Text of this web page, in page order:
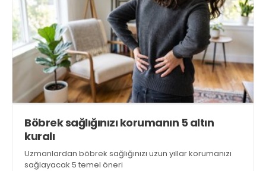
Böbrek sağlığınızı korumanın 5 altın
kuralı
Uzmanlardan böbrek sağlığınızı uzun yıllar korumanızı
sağlayacak 5 temel öneri